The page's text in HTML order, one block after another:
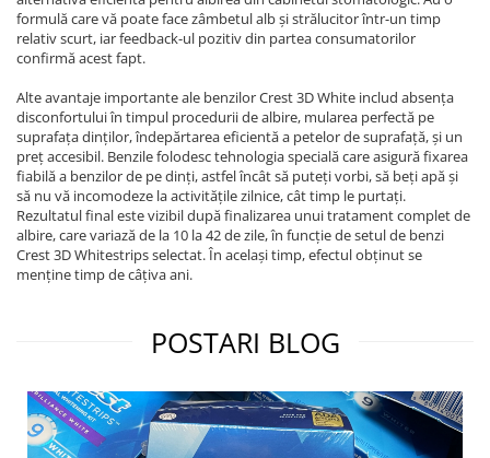
formulă care vă poate face zâmbetul alb și strălucitor într-un timp
relativ scurt, iar feedback-ul pozitiv din partea consumatorilor
confirmă acest fapt.
Alte avantaje importante ale benzilor Crest 3D White includ absența
disconfortului în timpul procedurii de albire, mularea perfectă pe
suprafața dinților, îndepărtarea eficientă a petelor de suprafață, și un
preț accesibil. Benzile folodesc tehnologia specială care asigură fixarea
fiabilă a benzilor de pe dinți, astfel încât să puteți vorbi, să beți apă și
să nu vă incomodeze la activitățile zilnice, cât timp le purtați.
Rezultatul final este vizibil după finalizarea unui tratament complet de
albire, care variază de la 10 la 42 de zile, în funcție de setul de benzi
Crest 3D Whitestrips selectat. În același timp, efectul obținut se
menține timp de câțiva ani.
POSTARI BLOG